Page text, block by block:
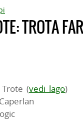
TROTA
(vedi lago)